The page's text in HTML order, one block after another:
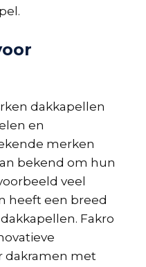
dakkapellen
en
merken
bekend om hun
veel
heeft een breed
Fakro
dakramen met